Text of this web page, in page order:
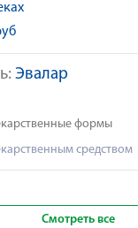
Эвалар
формы
средством
Смотреть все